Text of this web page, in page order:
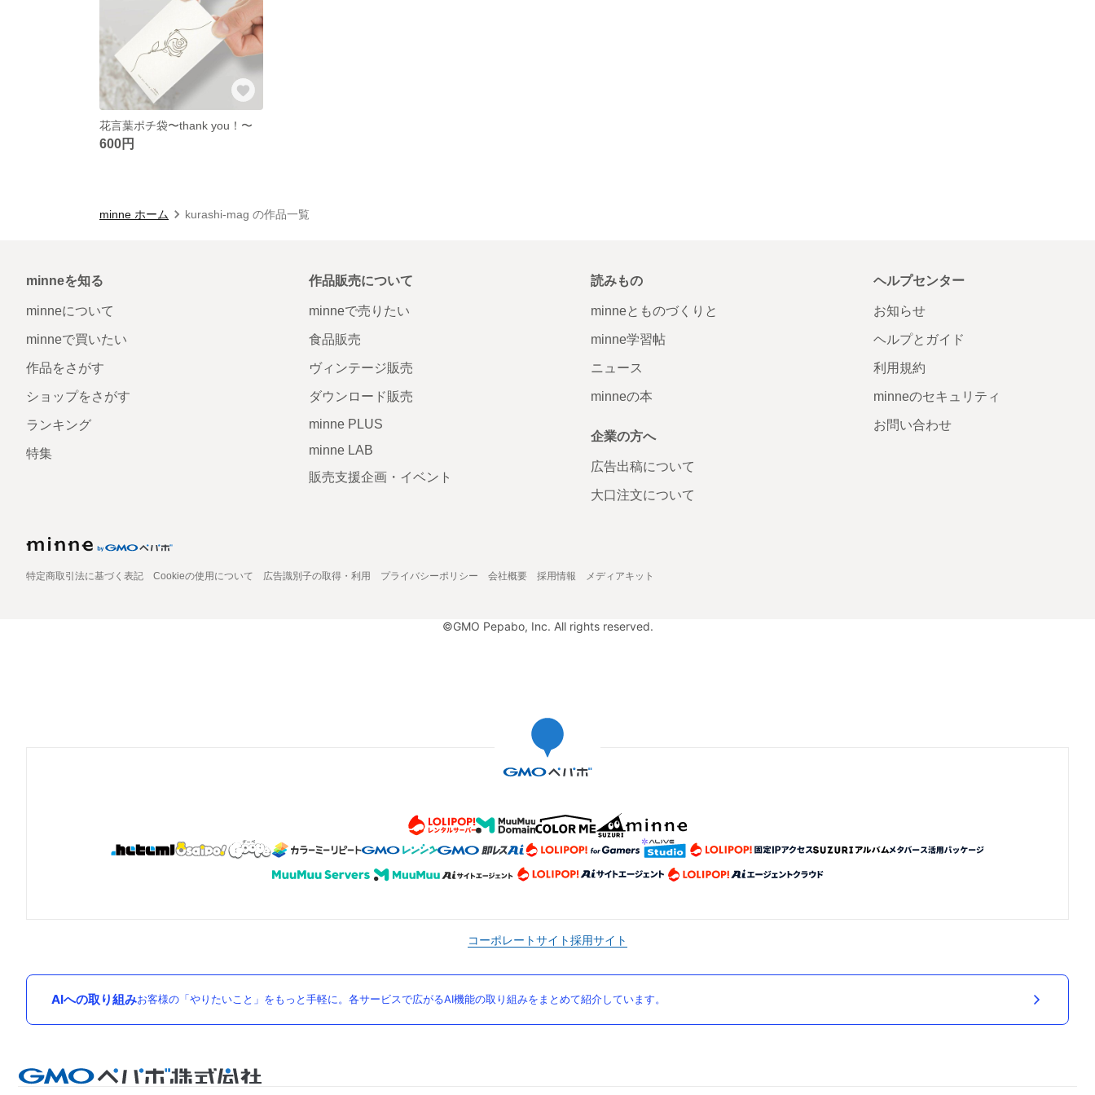
花言葉ポチ袋〜thank you！〜
600円
minne ホーム kurashi-mag の作品一覧
minneを知る
minneについて
minneで買いたい
作品をさがす
ショップをさがす
ランキング
特集
作品販売について
minneで売りたい
食品販売
ヴィンテージ販売
ダウンロード販売
minne PLUS
minne LAB
販売支援企画・イベント
読みもの
minneとものづくりと
minne学習帖
ニュース
minneの本
企業の方へ
広告出稿について
大口注文について
ヘルプセンター
お知らせ
ヘルプとガイド
利用規約
minneのセキュリティ
お問い合わせ
特定商取引法に基づく表記 Cookieの使用について 広告識別子の取得・利用 プライバシーポリシー 会社概要 採用情報 メディアキット
©GMO Pepabo, Inc. All rights reserved.
コーポレートサイト採用サイト
AIへの取り組みお客様の「やりたいこと」をもっと手軽に。各サービスで広がるAI機能の取り組みをまとめて紹介しています。